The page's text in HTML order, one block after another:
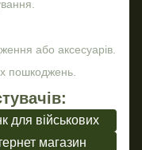
або аксесуарів.
пошкоджень.
для військових
магазин